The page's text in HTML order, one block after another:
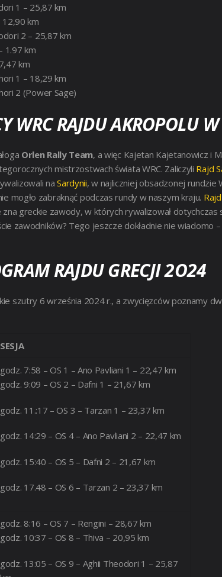
1 – 25,87 km
12,90 km
2 – 25,87 km
1.97 km
km
1 – 18,29 km
2 (Power Sage)
WRC RAJDU AKROPOLU
Orlen Rally Team, a więc Kajetan Kajetanowicz i
mistrzostwach świata WRC. Zaliczyli Rajd
naSardynii, w najliczniej obsadzonej rundzie
mogło zabraknąć podczas rundy w naszym kraju.
zna greckie zawody, w których rywalizował
zawodników? Tego jeszcze dokładnie nie wiadomo
RAJDU GRECJI 2O24
szutry 6 września 2024 r., a zwycięzców poznamy
SESJA
godz. 7:58 – OS 1 – Ano Pavliani 1 – 22,47 km
godz. 9:09 – OS 2 – Dafni 1 – 21,67 km
godz. 11.:17 – OS 3 – Tarzan 1 – 23,37 km
godz. 14:29 – OS 4 – Ano Pavliani 2 – 22,47 km
godz. 15:40 – OS 5 – Dafni 2 – 21,67 km
godz. 17.48 – OS 6 – Tarzan 2 – 23,37 km
godz. 8:16 – OS 7 – Rengini – 28,67 km
godz. 10:37 – OS 8 – Thiva – 20,95 km
godz. 13:05 – OS 9 – Aghii Theodori 1 – 25,87